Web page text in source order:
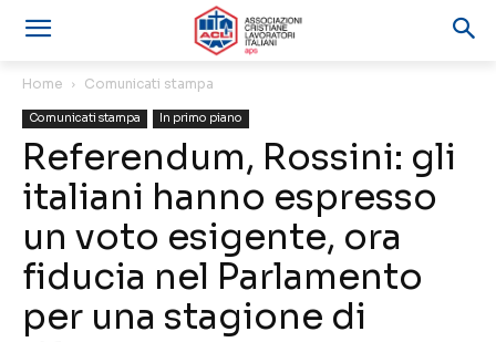
Home Comunicati stampa
Comunicati stampa In primo piano
Referendum, Rossini: gli
italiani hanno espresso
un voto esigente, ora
fiducia nel Parlamento
per una stagione di